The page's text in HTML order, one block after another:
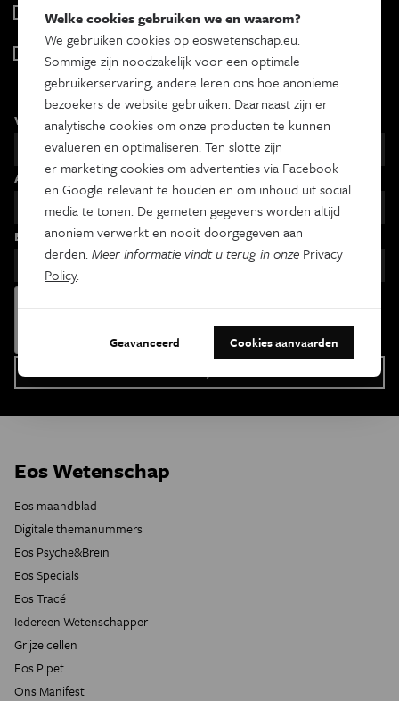
Psyche & brein
Iedereen wetenschapper
Voornaam
Achternaam
Email
Eos Wetenschap
Eos maandblad
Digitale themanummers
Eos Psyche&Brein
Eos Specials
Eos Tracé
Iedereen Wetenschapper
Grijze cellen
Eos Pipet
Ons Manifest
Welke cookies gebruiken we en waarom?
We gebruiken cookies op eoswetenschap.eu.
Sommige zijn noodzakelijk voor een optimale
gebruikerservaring, andere leren ons hoe anonieme
bezoekers de website gebruiken. Daarnaast zijn er
analytische cookies om onze producten te kunnen
evalueren en optimaliseren. Ten slotte zijn
er marketing cookies om advertenties via Facebook
en Google relevant te houden en om inhoud uit social
media te tonen. De gemeten gegevens worden altijd
anoniem verwerkt en nooit doorgegeven aan
derden.Meer informatie vindt u terug in onze Privacy
Policy.
Geavanceerd Cookies aanvaarden